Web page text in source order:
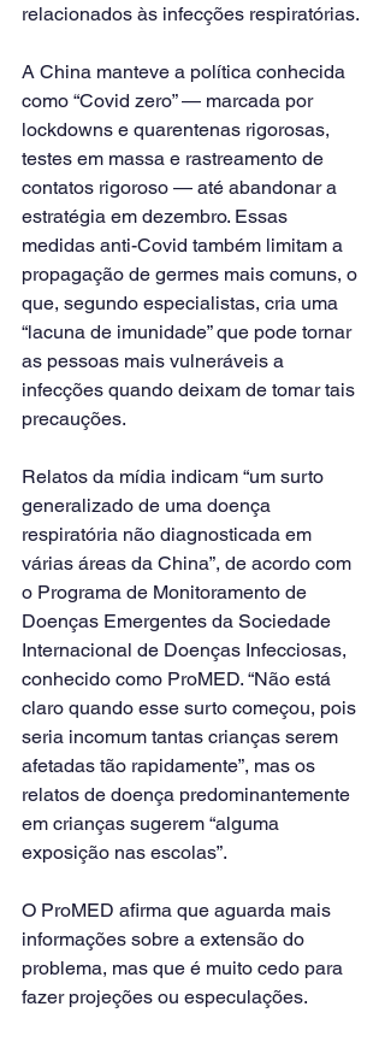
relacionados às infecções respiratórias.
A China manteve a política conhecida
como “Covid zero” — marcada por
lockdowns e quarentenas rigorosas,
testes em massa e rastreamento de
contatos rigoroso — até abandonar a
estratégia em dezembro. Essas
medidas anti-Covid também limitam a
propagação de germes mais comuns, o
que, segundo especialistas, cria uma
“lacuna de imunidade” que pode tornar
as pessoas mais vulneráveis a
infecções quando deixam de tomar tais
precauções.
Relatos da mídia indicam “um surto
generalizado de uma doença
respiratória não diagnosticada em
várias áreas da China”, de acordo com
o Programa de Monitoramento de
Doenças Emergentes da Sociedade
Internacional de Doenças Infecciosas,
conhecido como ProMED. “Não está
claro quando esse surto começou, pois
seria incomum tantas crianças serem
afetadas tão rapidamente”, mas os
relatos de doença predominantemente
em crianças sugerem “alguma
exposição nas escolas”.
O ProMED afirma que aguarda mais
informações sobre a extensão do
problema, mas que é muito cedo para
fazer projeções ou especulações.